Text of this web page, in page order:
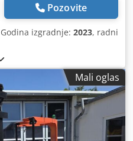
Pozovite
izgradnje: 2023, radni
Mali oglas